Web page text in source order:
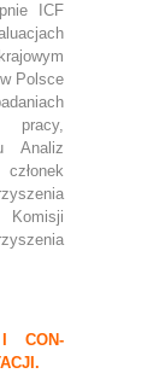
ICF
Polsce
Analiz
I CON-